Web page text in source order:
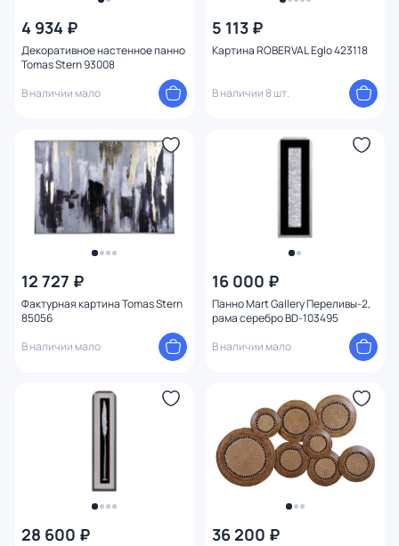
4 934 ₽
Декоративное настенное панно
Tomas Stern 93008
В наличии мало
5 113 ₽
Картина ROBERVAL Eglo 423118
В наличии 8 шт.
12 727 ₽
Фактурная картина Tomas Stern
85056
В наличии мало
16 000 ₽
Панно Mart Gallery Переливы-2,
рама серебро BD-103495
В наличии мало
28 600 ₽ 36 200 ₽